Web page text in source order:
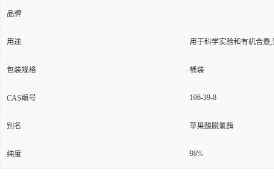
品牌
用途 用于科学实验和有机合憃
包装规格 桶装
CAS编号 106-39-8
别名 苹果酸脱氢酶
纯度 98%